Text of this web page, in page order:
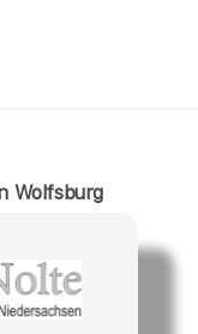
Wolfsburg